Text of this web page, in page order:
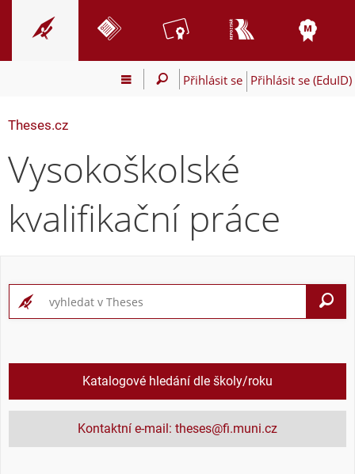
Přihlásit se Přihlásit se (EduID)
Theses.cz
Vysokoškolské
kvalifikační práce
Katalogové hledání dle školy/roku
Kontaktní e-mail: theses@fi.muni.cz